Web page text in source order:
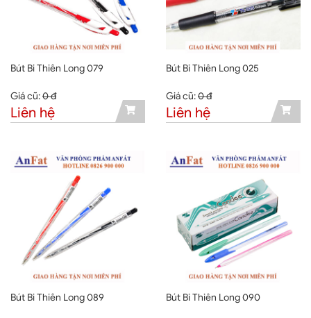
Bút Bi Thiên Long 079
Giá cũ:0 đ
Liên hệ
Bút Bi Thiên Long 025
Giá cũ:0 đ
Liên hệ
Bút Bi Thiên Long 089 Bút Bi Thiên Long 090